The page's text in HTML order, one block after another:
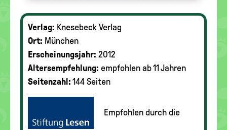
Verlag: Knesebeck Verlag
Ort: München
Erscheinungsjahr: 2012
Altersempfehlung: empfohlen ab 11 Jahren
Seitenzahl: 144 Seiten
Empfohlen durch die